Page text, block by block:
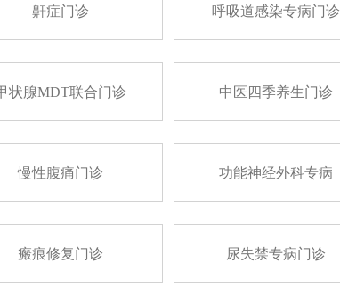
鼾症门诊 呼吸道感染专病门诊
状腺MDT联合门诊 中医四季养生门诊
慢性腹痛门诊 功能神经外科专病
瘢痕修复门诊 尿失禁专病门诊